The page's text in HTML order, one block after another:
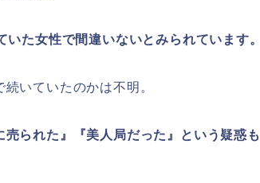
た女性で間違いないとみられています。
いていたのかは不明。
られた』『美人局だった』という疑惑も